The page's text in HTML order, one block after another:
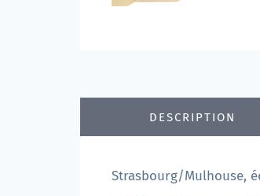
DESCRIPTION
Strasbourg/Mulhouse,